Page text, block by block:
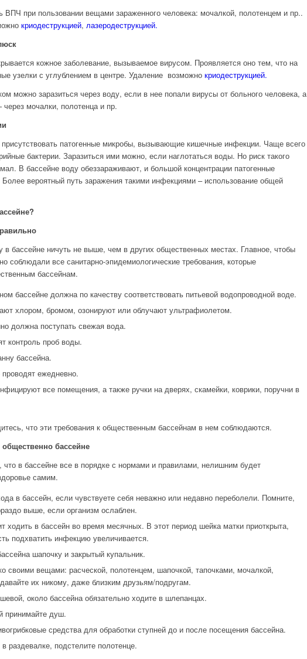
ВПЧ при пользовании вещами зараженного человека: мочалкой, полотенцем и пр..
криодеструкцией, лазеродеструкцией.
кожное заболевание, вызываемое вирусом. Проявляется оно тем, что на
узелки с углублением в центре. Удаление возможно криодеструкцией.
можно заразиться через воду, если в нее попали вирусы от больного человека, а
мочалки, полотенца и пр.
патогенные микробы, вызывающие кишечные инфекции. Чаще всего
бактерии. Заразиться ими можно, если наглотаться воды. Но риск такого
В бассейне воду обеззараживают, и большой концентрации патогенные
вероятный путь заражения такими инфекциями – использование общей
в бассейне ничуть не выше, чем в других общественных местах. Главное, чтобы
соблюдали все санитарно-эпидемиологические требования, которые
бассейнам.
бассейне должна по качеству соответствовать питьевой водопроводной воде.
хлором, бромом, озонируют или облучают ультрафиолетом.
должна поступать свежая вода.
контроль проб воды.
бассейна.
ежедневно.
все помещения, а также ручки на дверях, скамейки, коврики, поручни в
что эти требования к общественным бассейнам в нем соблюдаются.
бассейне
в бассейне все в порядке с нормами и правилами, нелишним будет
самим.
в бассейн, если чувствуете себя неважно или недавно переболели. Помните,
выше, если организм ослаблен.
ходить в бассейн во время месячных. В этот период шейка матки приоткрыта,
подхватить инфекцию увеличивается.
шапочку и закрытый купальник.
своими вещами: расческой, полотенцем, шапочкой, тапочками, мочалкой,
их никому, даже близким друзьям/подругам.
около бассейна обязательно ходите в шлепанцах.
принимайте душ.
средства для обработки ступней до и после посещения бассейна.
раздевалке, подстелите полотенце.